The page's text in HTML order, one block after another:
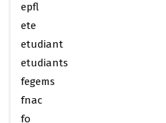
epfl
ete
etudiant
etudiants
fegems
fnac
fo